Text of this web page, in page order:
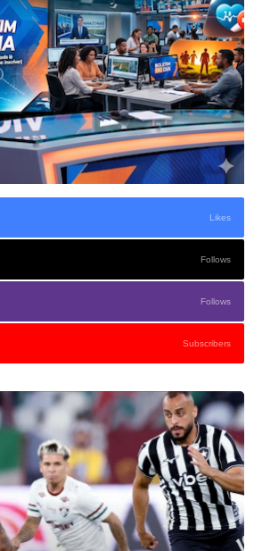
Likes
Follows
Follows
Subscribers